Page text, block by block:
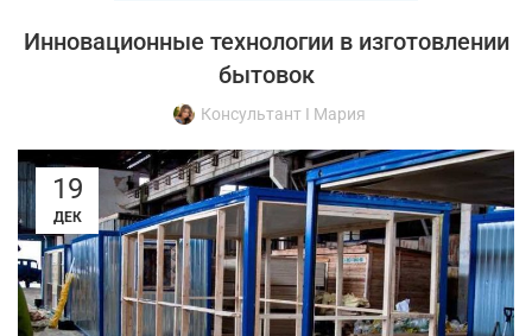
Инновационные технологии в изготовлении
бытовок
Консультант I Мария
19
ДЕК